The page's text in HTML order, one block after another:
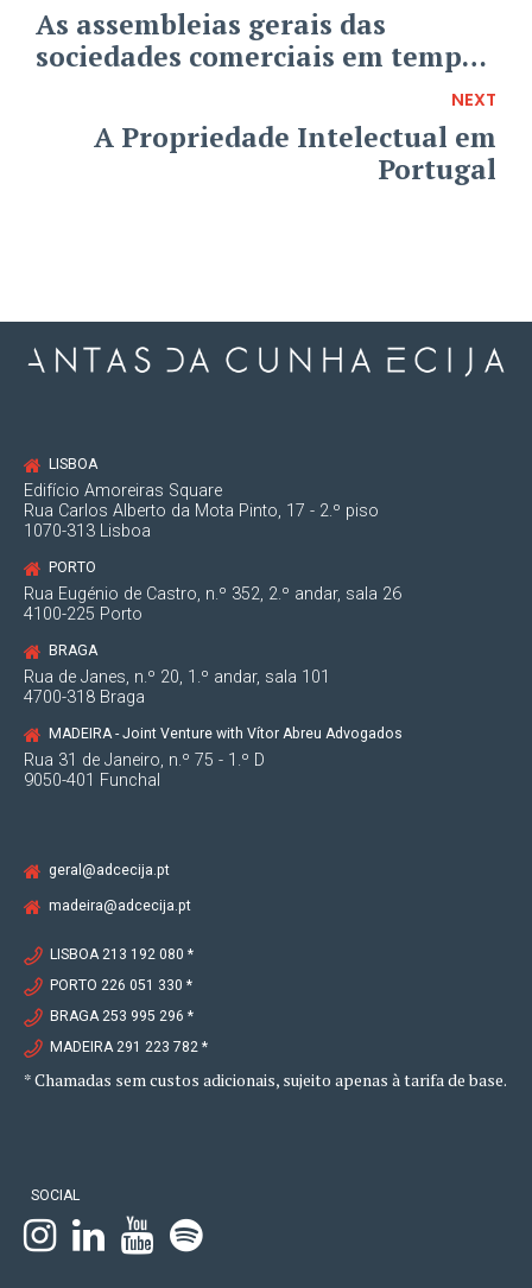
As assembleias gerais das
sociedades comerciais em tempo
NEXT
A Propriedade Intelectual em
Portugal
LISBOA
Edifício Amoreiras Square
Rua Carlos Alberto da Mota Pinto, 17 - 2.º piso
1070-313 Lisboa
PORTO
Rua Eugénio de Castro, n.º 352, 2.º andar, sala 26
4100-225 Porto
BRAGA
Rua de Janes, n.º 20, 1.º andar, sala 101
4700-318 Braga
MADEIRA - Joint Venture with Vítor Abreu Advogados
Rua 31 de Janeiro, n.º 75 - 1.º D
9050-401 Funchal
geral@adcecija.pt
madeira@adcecija.pt
LISBOA 213 192 080 *
PORTO 226 051 330 *
BRAGA 253 995 296 *
MADEIRA 291 223 782 *
* Chamadas sem custos adicionais, sujeito apenas à tarifa de base.
SOCIAL